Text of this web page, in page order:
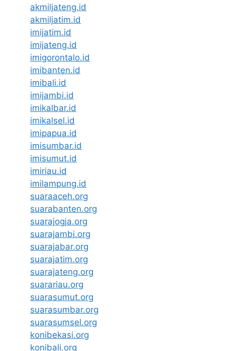
akmiljateng.id
akmiljatim.id
imijatim.id
imijateng.id
imigorontalo.id
imibanten.id
imibali.id
imijambi.id
imikalbar.id
imikalsel.id
imipapua.id
imisumbar.id
imisumut.id
imiriau.id
imilampung.id
suaraaceh.org
suarabanten.org
suarajogja.org
suarajambi.org
suarajabar.org
suarajatim.org
suarajateng.org
suarariau.org
suarasumut.org
suarasumbar.org
suarasumsel.org
konibekasi.org
konibali.org